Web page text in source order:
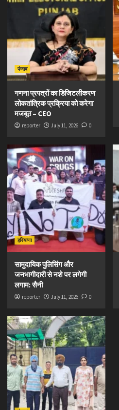
पंजाब
गणना प्रपत्रों का डिजिटलीकरण
लोकतांत्रिक प्रक्रिया को करेगा
मजबूत – CEO
reporter July 11, 2026 0
हरियाणा
सामुदायिक पुलिसिंग और
जनभागीदारी से नशे पर लगेगी
लगाम: सैनी
reporter July 11, 2026 0